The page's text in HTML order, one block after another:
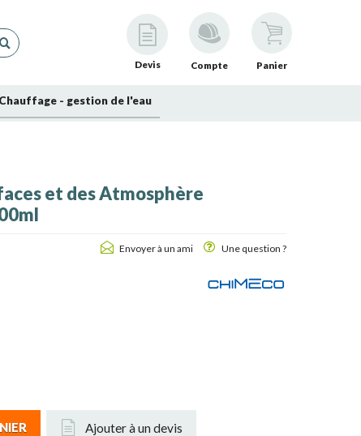
Devis Compte Panier
Chauffage - gestion de l'eau
et des Atmosphère
Envoyer à un ami Une question ?
Ajouter à un devis